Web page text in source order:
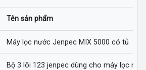
Tên sản phẩm
Máy lọc nước Jenpec MIX 5000 có tủ
Bộ 3 lõi 123 jenpec dùng cho máy lọc